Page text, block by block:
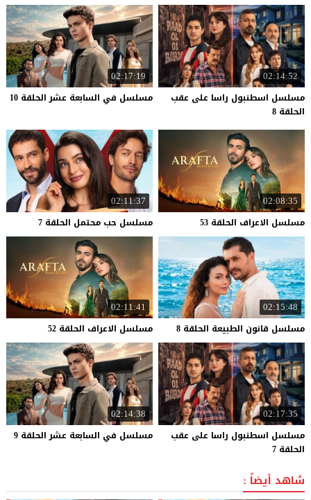
02:14:52
مسلسل اسطنبول راسا على عقب
الحلقة 8
02:17:19
مسلسل في السابعة عشر الحلقة 10
02:08:35
مسلسل الاعراف الحلقة 53
02:11:37
مسلسل حب محتمل الحلقة 7
02:15:48
مسلسل قانون الطبيعة الحلقة 8
02:11:41
مسلسل الاعراف الحلقة 52
02:17:35
مسلسل اسطنبول راسا على عقب
الحلقة 7
02:14:38
مسلسل في السابعة عشر الحلقة 9
شاهد أيضاً :